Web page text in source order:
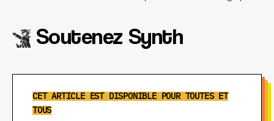
Soutenez Synth
CET ARTICLE EST DISPONIBLE POUR TOUTES ET
TOUS